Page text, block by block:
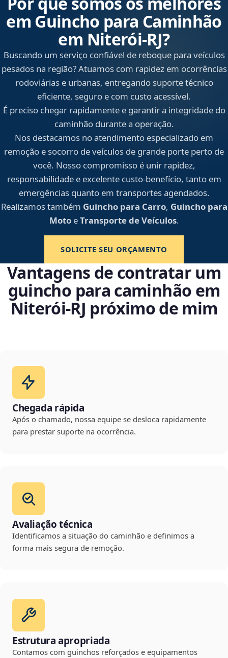
em Guincho para Caminhão
em Niterói‑RJ?
Buscando um serviço confiável de reboque para veículos
pesados na região? Atuamos com rapidez em ocorrências
rodoviárias e urbanas, entregando suporte técnico
eficiente, seguro e com custo acessível.
É preciso chegar rapidamente e garantir a integridade do
caminhão durante a operação.
Nos destacamos no atendimento especializado em
remoção e socorro de veículos de grande porte perto de
você. Nosso compromisso é unir rapidez,
responsabilidade e excelente custo-benefício, tanto em
emergências quanto em transportes agendados.
Realizamos também Guincho para Carro, Guincho para
MotoeTransporte de Veículos.
SOLICITE SEU ORÇAMENTO
Vantagens de contratar um
guincho para caminhão em
Niterói‑RJ próximo de mim
Chegada rápida
Após o chamado, nossa equipe se desloca rapidamente
para prestar suporte na ocorrência.
Avaliação técnica
Identificamos a situação do caminhão e definimos a
forma mais segura de remoção.
Estrutura apropriada
Contamos com guinchos reforçados e equipamentos